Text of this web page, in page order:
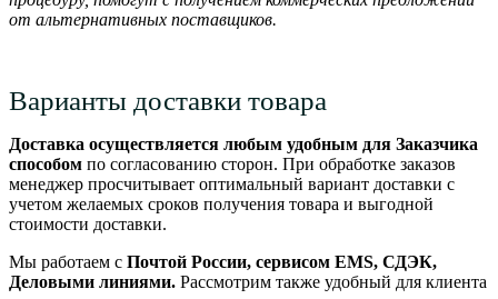
от альтернативных поставщиков.
Варианты доставки товара
Доставка осуществляется любым удобным для Заказчика
способом по согласованию сторон. При обработке заказов
менеджер просчитывает оптимальный вариант доставки с
учетом желаемых сроков получения товара и выгодной
стоимости доставки.
Мы работаем с Почтой России, сервисом EMS, СДЭК,
Деловыми линиями. Рассмотрим также удобный для клиента